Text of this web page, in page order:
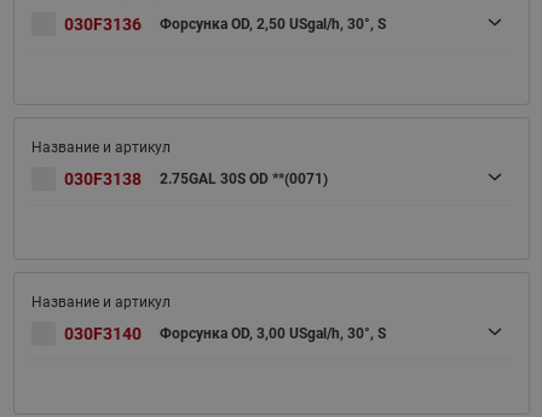
030F3136 Форсунка OD, 2,50 USgal/h, 30°, S
030F3138 2.75GAL 30S OD **(0071)
030F3140 Форсунка OD, 3,00 USgal/h, 30°, S